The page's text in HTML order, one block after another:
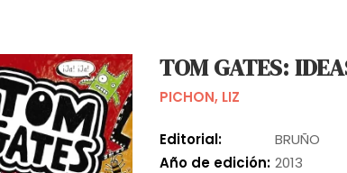
TOM GATES:
PICHON, LIZ
Editorial:
BRUÑO
Año de edición: 2013